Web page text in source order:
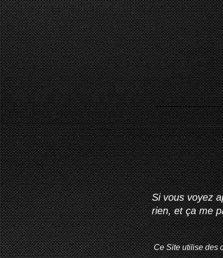
Si vous voyez
rien, et ça me
Ce Site utilise des